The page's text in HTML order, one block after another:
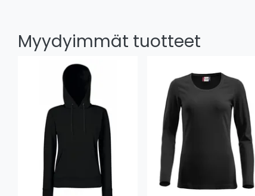
Myydyimmät tuotteet